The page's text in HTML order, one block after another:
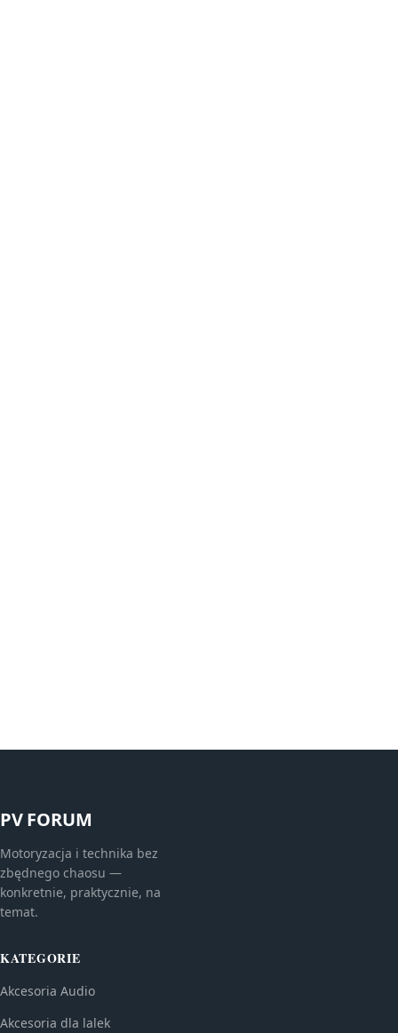
PV FORUM
Motoryzacja i technika bez
zbędnego chaosu —
konkretnie, praktycznie, na
temat.
KATEGORIE
Akcesoria Audio
Akcesoria dla lalek